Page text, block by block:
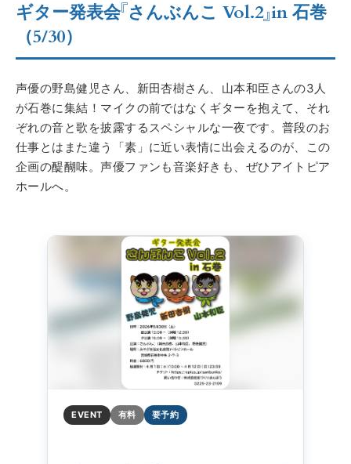
ギター発表会『さんぶんこ Vol.2』in 石巻
（5/30）
声優の野島健児さん、新田杏樹さん、山本和臣さんの3人
が石巻に集結！マイクの前ではなくギターを抱えて、それ
ぞれの音と歌を披露するスペシャルな一夜です。普段のお
仕事とはまた違う「素」に近い表情に出会えるのが、この
企画の醍醐味。声優ファンも音楽好きも、ぜひアイトピア
ホールへ。
EVENT 有料 要予約